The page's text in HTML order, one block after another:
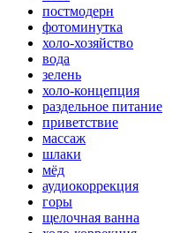
постмодерн
фотоминутка
холо-хозяйство
вода
зелень
холо-концепция
раздельное питание
приветствие
массаж
шлаки
мёд
аудиокоррекция
горы
щелочная ванна